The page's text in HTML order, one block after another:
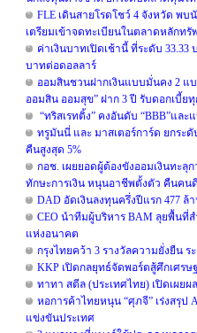
FLE เดินสายโรดโชว์ 4 จังหวัด พ
เตรียมเข้าจดทะเบียนในตลาดหลักทรั
ค่าเงินบาทเปิดเช้านี้ ที่ระดับ
บาทต่อดอลลาร์
ออมสินชวนฝากเงินแบบมั่นคง 2 แบ
ออมสิน ออมสุข” ฝาก 3 ปี รับดอกเบี้ย
“ทริสเรทติ้ง” คงอันดับ “BBB”แล
ทรูมันนี่ และ มาสเตอร์การ์ด ยกระ
คืนสูงสุด 5%
กอช. เผยยอดผู้ต้องขังออมเงินทะ
ทักษะการเงิน หนุนอาชีพตั้งตัว คืนคน
DAD อัดเงินลงทุนครึ่งปีแรก 477 ล้
CEO นำทีมผู้บริหาร BAM ลุยพื้นที่
แห่งอนาคต
กรุงไทยคว้า 3 รางวัลความยั่งยืน ร
KKP เปิดกลยุทธ์จัดพอร์ตสู้ศึกเศร
ทาทา สตีล (ประเทศไทย) เปิดเผยผ
หอการค้าไทยหนุน “ศุภจี” เร่งสรุป
แข่งขันประเทศ